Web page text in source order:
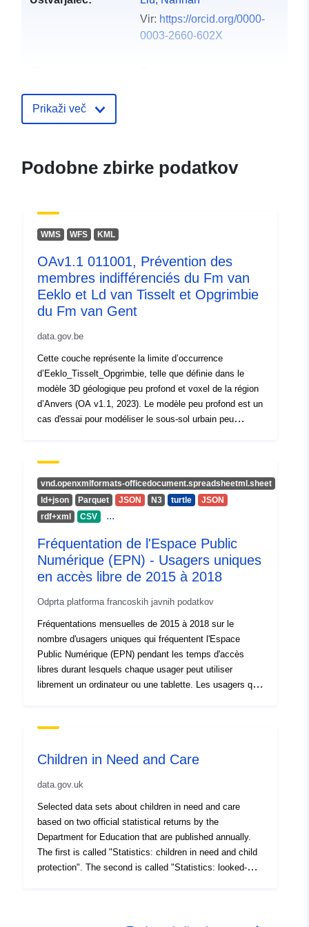
Vir: https://orcid.org/0000-
0003-2660-602X
Katalogski zapis:
https://doi.org/10.5281/
Drugi
identifikatorji:
uriRef:
http://data.europa.eu/88u/dataset/
zenodo-org-13773821
Verzija:
http://purl.org/dc/dcmitype/Dataset
Prikaži več
Podobne zbirke podatkov
WMS WFS KML
OAv1.1 011001, Prévention des
membres indifférenciés du Fm van
Eeklo et Ld van Tisselt et Opgrimbie
du Fm van Gent
data.gov.be
Cette couche représente la limite d’occurrence
d’Eeklo_Tisselt_Opgrimbie, telle que définie dans le
modèle 3D géologique peu profond et voxel de la région
d’Anvers (OA v1.1, 2023). Le modèle peu profond est un
cas d'essai pour modéliser le sous-sol urbain peu
VITO, sous le nom de VLAKO, pour le compte du
Bureau flamand de l'aménagement du territoire.
vnd.openxmlformats-officedocument.spreadsheetml.sheet
ld+json
Parquet JSON N3 turtle
JSON
rdf+xml
CSV ...
Fréquentation de l'Espace Public
Numérique (EPN) - Usagers uniques
en accès libre de 2015 à 2018
Odprta platforma francoskih javnih podatkov
Fréquentations mensuelles de 2015 à 2018 sur le
nombre d'usagers uniques qui fréquentent l'Espace
Public Numérique (EPN) pendant les temps d'accès
libres durant lesquels chaque usager peut utiliser
librement un ordinateur ou une tablette. Les usagers qui
données.
Children in Need and Care
data.gov.uk
Selected data sets about children in need and care
based on two official statistical returns by the
Department for Education that are published annually.
The first is called "Statistics: children in need and child
protection". The second is called "Statistics: looked-